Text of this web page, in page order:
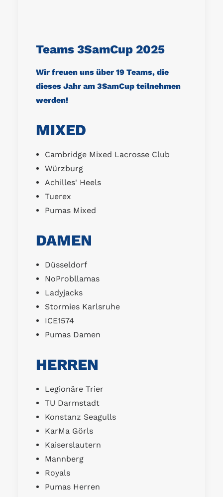
Teams 3SamCup 2025
Wir freuen uns über 19 Teams, die
dieses Jahr am 3SamCup teilnehmen
werden!
MIXED
Cambridge Mixed Lacrosse Club
Würzburg
Achilles' Heels
Tuerex
Pumas Mixed
DAMEN
Düsseldorf
NoProbllamas
Ladyjacks
Stormies Karlsruhe
ICE1574
Pumas Damen
HERREN
Legionäre Trier
TU Darmstadt
Konstanz Seagulls
KarMa Görls
Kaiserslautern
Mannberg
Royals
Pumas Herren